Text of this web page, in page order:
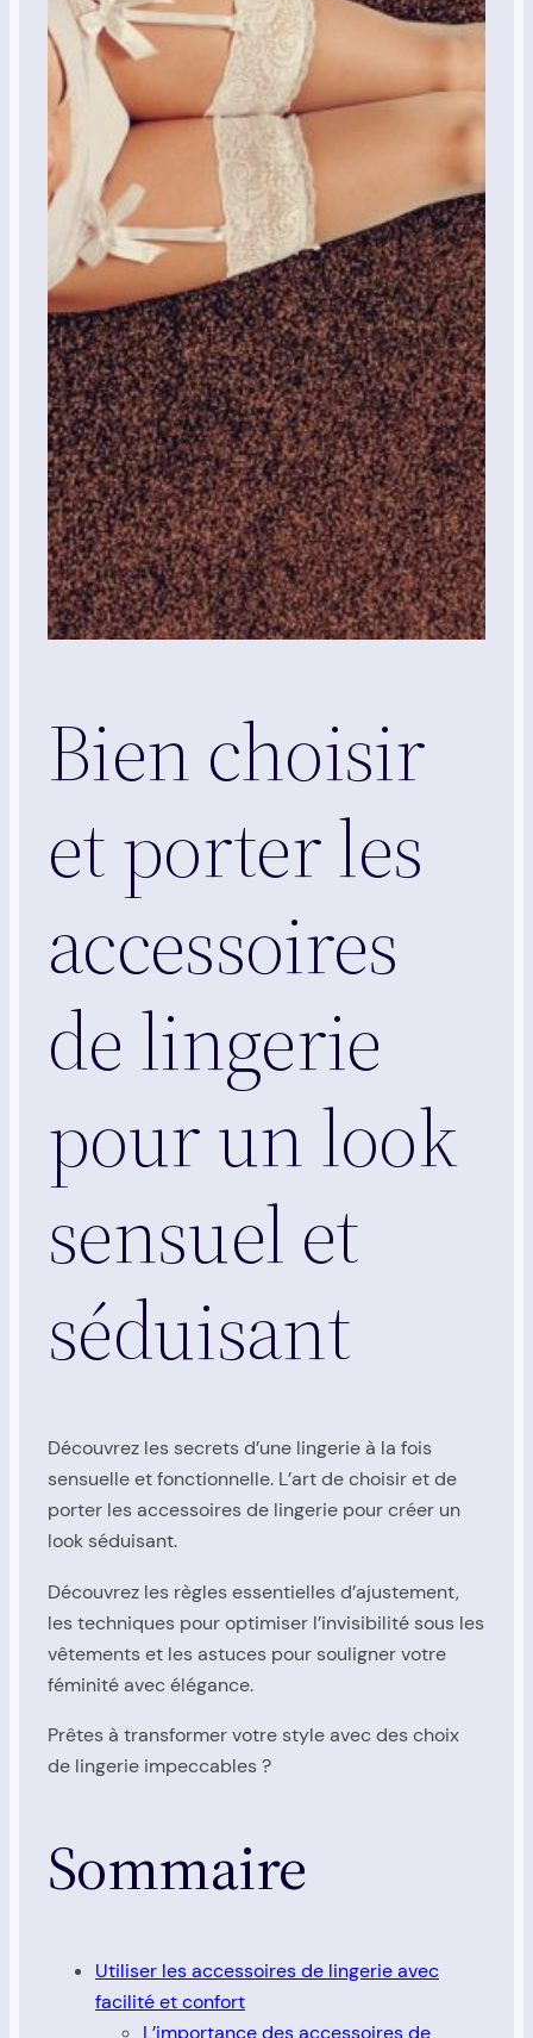
Bien choisir
et porter les
accessoires
de lingerie
pour un look
sensuel et
séduisant
Découvrez les secrets d’une lingerie à la fois
sensuelle et fonctionnelle. L’art de choisir et de
porter les accessoires de lingerie pour créer un
look séduisant.
Découvrez les règles essentielles d’ajustement,
les techniques pour optimiser l’invisibilité sous les
vêtements et les astuces pour souligner votre
féminité avec élégance.
Prêtes à transformer votre style avec des choix
de lingerie impeccables ?
Sommaire
Utiliser les accessoires de lingerie avec
facilité et confort
L’importance des accessoires de